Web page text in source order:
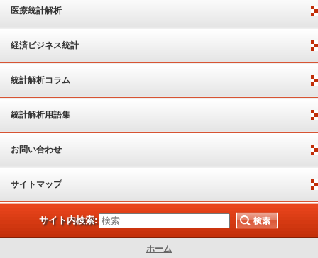
医療統計解析
経済ビジネス統計
統計解析コラム
統計解析用語集
お問い合わせ
サイトマップ
サイト内検索:
ホーム